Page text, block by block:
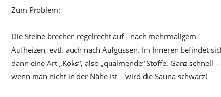
Zum Problem:
Die Steine brechen regelrecht auf - nach mehrmaligem
Aufheizen, evtl. auch nach Aufgüssen. Im Inneren befindet
dann eine Art „Koks“, also „qualmende“ Stoffe. Ganz schnell –
wenn man nicht in der Nähe ist – wird die Sauna schwarz!